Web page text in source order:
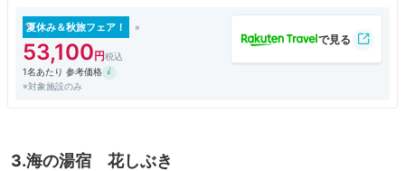
夏休み＆秋旅フェア！
53,100
1名あたり 参考価格
※対象施設のみ
3.海の湯宿 花しぶき